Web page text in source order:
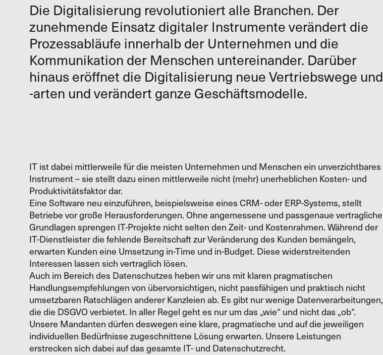
Die Digitalisierung revolutioniert alle Branchen. Der
zunehmende Einsatz digitaler Instrumente verändert die
Prozessabläufe innerhalb der Unternehmen und die
Kommunikation der Menschen untereinander. Darüber
hinaus eröffnet die Digitalisierung neue Vertriebswege und
-arten und verändert ganze Geschäftsmodelle.
IT ist dabei mittlerweile für die meisten Unternehmen und Menschen ein unverzichtbares
Instrument – sie stellt dazu einen mittlerweile nicht (mehr) unerheblichen Kosten- und
Produktivitätsfaktor dar.
Eine Software neu einzuführen, beispielsweise eines CRM- oder ERP-Systems, stellt
Betriebe vor große Herausforderungen. Ohne angemessene und passgenaue vertragliche
Grundlagen sprengen IT-Projekte nicht selten den Zeit- und Kostenrahmen. Während der
IT-Dienstleister die fehlende Bereitschaft zur Veränderung des Kunden bemängeln,
erwarten Kunden eine Umsetzung in-Time und in-Budget. Diese widerstreitenden
Interessen lassen sich vertraglich lösen.
Auch im Bereich des Datenschutzes heben wir uns mit klaren pragmatischen
Handlungsempfehlungen von übervorsichtigen, nicht passfähigen und praktisch nicht
umsetzbaren Ratschlägen anderer Kanzleien ab. Es gibt nur wenige Datenverarbeitungen,
die die DSGVO verbietet. In aller Regel geht es nur um das „wie“ und nicht das „ob“.
Unsere Mandanten dürfen deswegen eine klare, pragmatische und auf die jeweiligen
individuellen Bedürfnisse zugeschnittene Lösung erwarten. Unsere Leistungen
erstrecken sich dabei auf das gesamte IT- und Datenschutzrecht.